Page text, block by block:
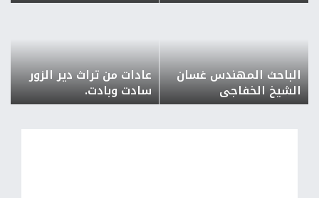
عادات من تراث دير الزور
سادت وبادت.
الباحث المهندس غسان
الشيخ الخفاجي